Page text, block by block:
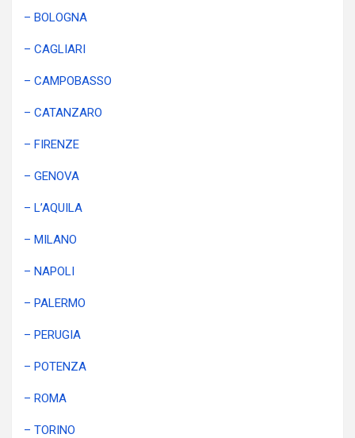
– BOLOGNA
– CAGLIARI
– CAMPOBASSO
– CATANZARO
– FIRENZE
– GENOVA
– L’AQUILA
– MILANO
– NAPOLI
– PALERMO
– PERUGIA
– POTENZA
– ROMA
– TORINO